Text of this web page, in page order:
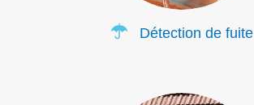
Détection de fuite